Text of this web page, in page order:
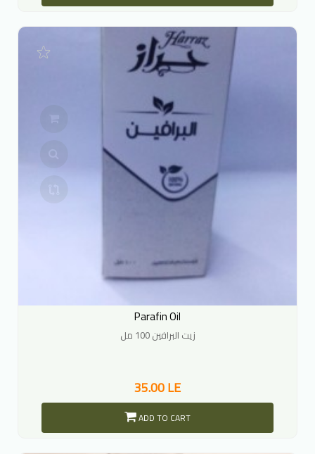
Parafin Oil
زيت البرافين 100 مل
35.00 LE
ADD TO CART